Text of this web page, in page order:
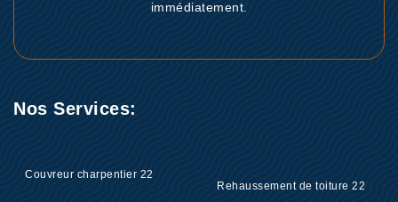
immédiatement.
Nos Services:
Couvreur charpentier 22
Rehaussement de toiture 22